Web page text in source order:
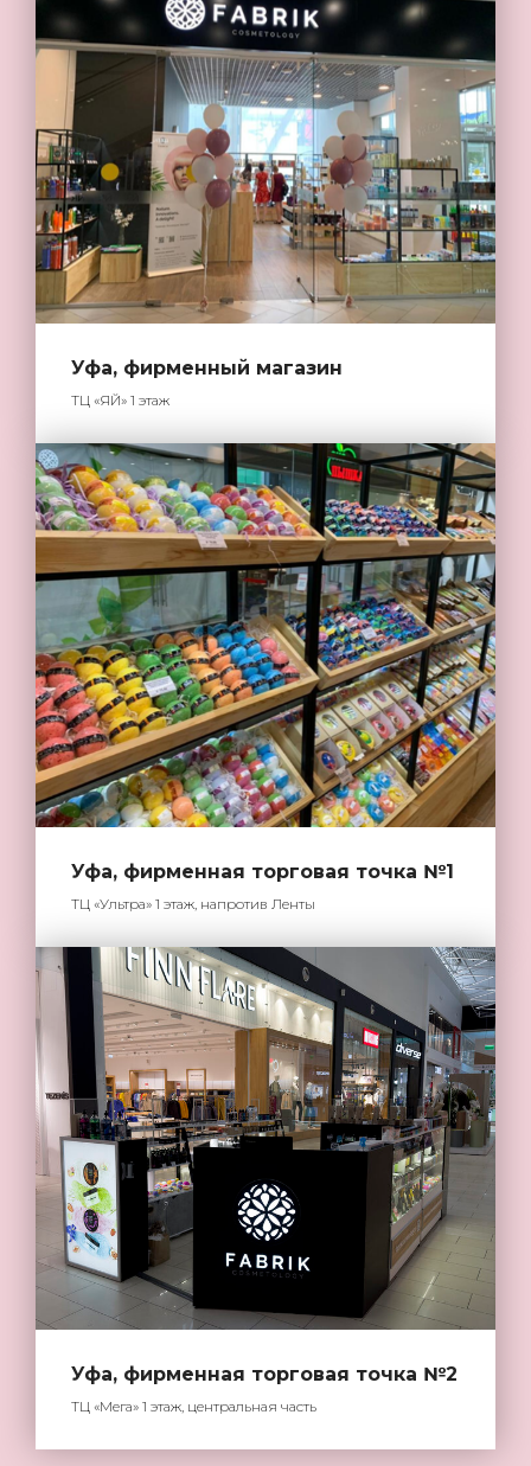
Уфа, фирменный магазин
ТЦ «ЯЙ» 1 этаж
Уфа, фирменная торговая точка №1
ТЦ «Ультра» 1 этаж, напротив Ленты
Уфа, фирменная торговая точка №2
ТЦ «Мега» 1 этаж, центральная часть